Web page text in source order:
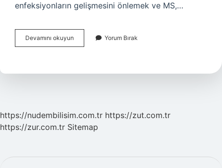
enfeksiyonların gelişmesini önlemek ve MS,…
Devamını okuyun
Devlet
Yorum Bırak
https://nudembilisim.com.tr https://zut.com.tr
https://zur.com.tr Sitemap